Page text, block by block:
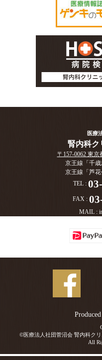
医療
腎内科ク
〒157-0062 東
京王線「千
京王線「芦
TEL :
FAX :
MAIL :
©医療法人社団菅沼会 腎内科ク
All